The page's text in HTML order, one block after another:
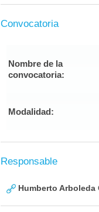
Convocatoria
Nombre de la
convocatoria:
Modalidad:
Responsable
Humberto Arboleda